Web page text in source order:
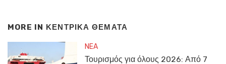
MORE IN ΚΕΝΤΡΙΚΑ ΘΕΜΑΤΑ
NEA
Τουρισμός για όλους 2026: Από 7